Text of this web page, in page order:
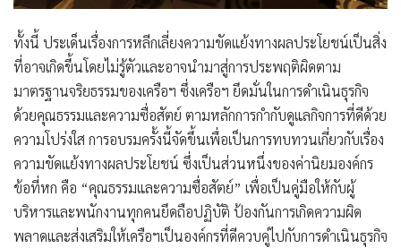
ทั้งนี้ ประเด็นเรื่องการหลีกเลี่ยงความขัดแย้งทางผลประโยชน์เป็นสิ่ง
ที่อาจเกิดขึ้นโดยไม่รู้ตัวและอาจนำมาสู่การประพฤติผิดตาม
มาตรฐานจริยธรรมของเครือฯ ซึ่งเครือฯ ยึดมั่นในการดำเนินธุรกิจ
ด้วยคุณธรรมและความซื่อสัตย์ ตามหลักการกำกับดูแลกิจการที่ดีด้วย
ความโปร่งใส การอบรมครั้งนี้จัดขึ้นเพื่อเป็นการทบทวนเกี่ยวกับเรื่อง
ความขัดแย้งทางผลประโยชน์ ซึ่งเป็นส่วนหนึ่งของค่านิยมองค์กร
ข้อที่หก คือ “คุณธรรมและความซื่อสัตย์” เพื่อเป็นคู่มือให้กับผู้
บริหารและพนักงานทุกคนยึดถือปฏิบัติ ป้องกันการเกิดความผิด
พลาดและส่งเสริมให้เครือฯเป็นองค์กรที่ดีควบคู่ไปกับการดำเนินธุรกิจ